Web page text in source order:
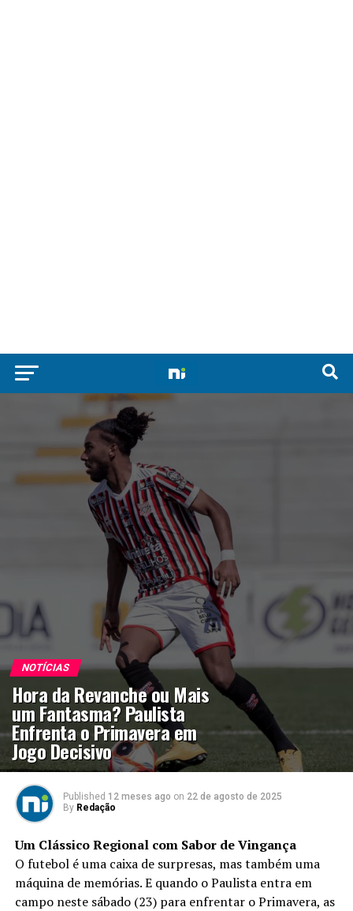
NOTÍCIAS
Hora da Revanche ou Mais
um Fantasma? Paulista
Enfrenta o Primavera em
Jogo Decisivo
Published 12 meses ago on 22 de agosto de 2025
By Redação
Um Clássico Regional com Sabor de Vingança
O futebol é uma caixa de surpresas, mas também uma
máquina de memórias. E quando o Paulista entra em
campo neste sábado (23) para enfrentar o Primavera, as